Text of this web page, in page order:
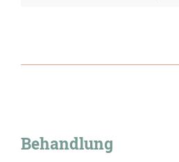
Behandlung